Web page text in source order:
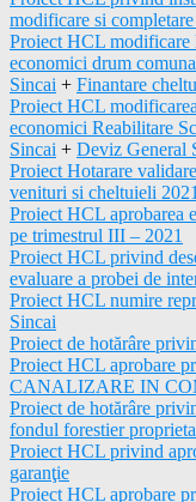
modificare si
Proiect HCL
economici drum
Sincai + Finantare
Proiect HCL
economici Reabilitare
Sincai + Deviz General
Proiect Hotarare
venituri si cheltuieli 2021
Proiect HCL aprobarea
pe trimestrul III – 2021
Proiect HCL privind
evaluare a probei de
Proiect HCL numire
Sincai
Proiect de hotărâre
Proiect HCL aprobare
CANALIZARE IN
Proiect de hotărâre
fondul forestier
Proiect HCL privind
garanţie
Proiect HCL aprobare